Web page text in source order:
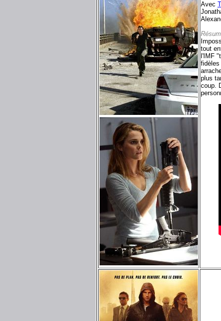
Avec
tout
l'IMF
fidèles
plus
coup.